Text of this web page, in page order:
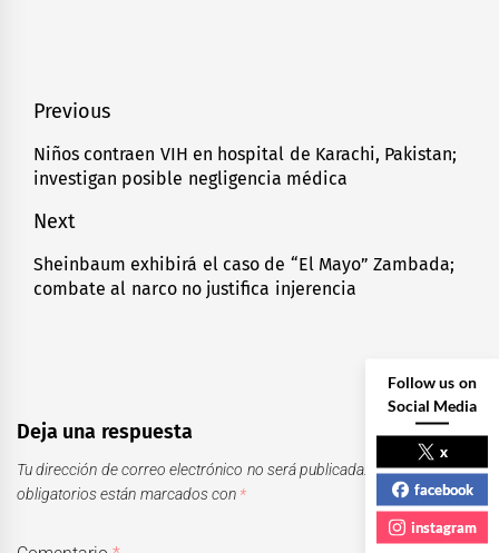
Navegación
de
entradas
Previous
Previous
post:
Niños contraen VIH en hospital de Karachi, Pakistan;
investigan posible negligencia médica
Next
Next
post:
Sheinbaum exhibirá el caso de “El Mayo” Zambada;
combate al narco no justifica injerencia
Deja una respuesta
Tu dirección de correo electrónico no será publicada.
Los campos
obligatorios están marcados con *
Follow us on
Social Media
x
facebook
instagram